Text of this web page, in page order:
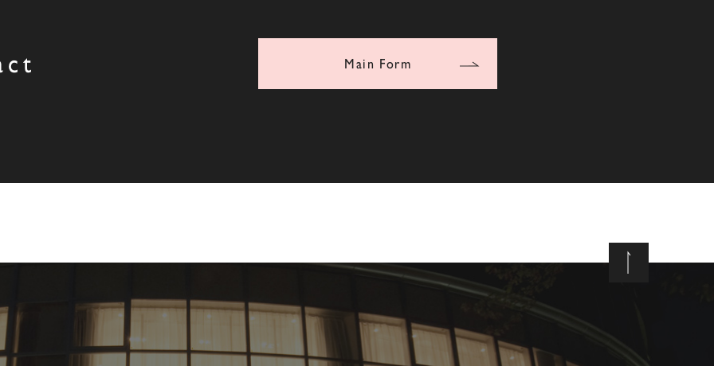
Main Form